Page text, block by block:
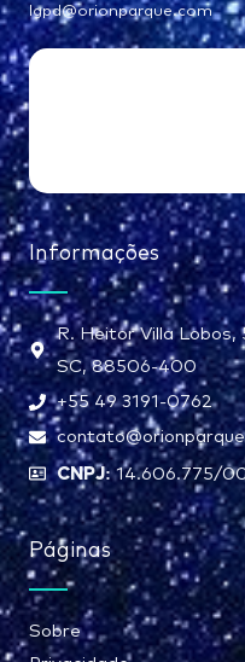
Páginas
Sobre
Informações
R. Heitor Villa Lobos,
SC, 88506-400
+55 49 3191-0762
CNPJ:14.606.775/
lgpd@orionparque.com